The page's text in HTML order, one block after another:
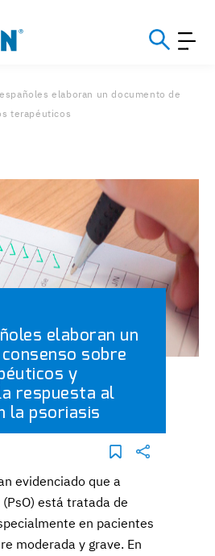
elaboran un documento de
terapéuticos
elaboran un
sobre
y
respuesta al
la psoriasis
evidenciado que a
está tratada de
en pacientes
moderada y grave. En